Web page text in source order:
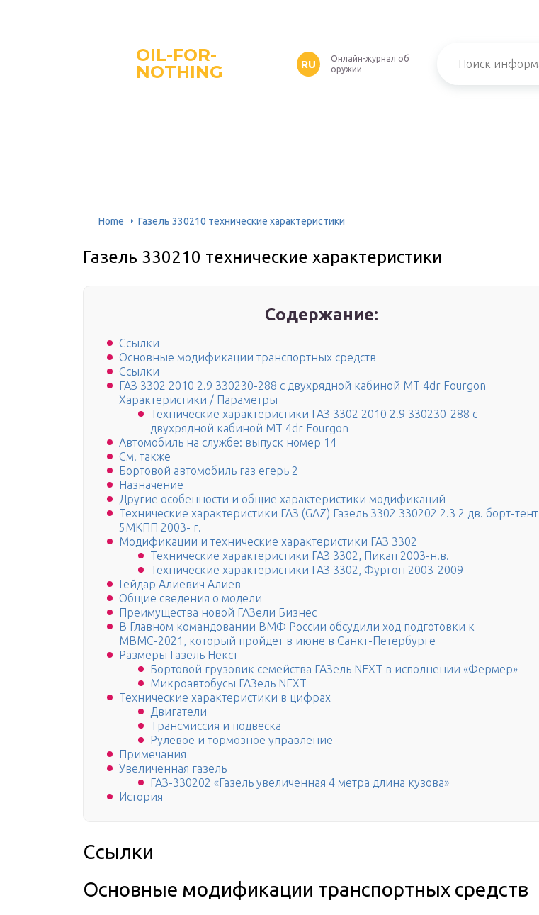
OIL-FOR-
NOTHING
RU
Онлайн-журнал об
оружии
Home Газель 330210 технические характеристики
Газель 330210 технические характеристики
Содержание:
Ссылки
Основные модификации транспортных средств
Ссылки
ГАЗ 3302 2010 2.9 330230-288 с двухрядной кабиной MT 4dr Fourgon
Характеристики / Параметры
Технические характеристики ГАЗ 3302 2010 2.9 330230-288 с
двухрядной кабиной MT 4dr Fourgon
Автомобиль на службе: выпуск номер 14
См. также
Бортовой автомобиль газ егерь 2
Назначение
Другие особенности и общие характеристики модификаций
Технические характеристики ГАЗ (GAZ) Газель 3302 330202 2.3 2 дв. борт-тент
5МКПП 2003- г.
Модификации и технические характеристики ГАЗ 3302
Технические характеристики ГАЗ 3302, Пикап 2003-н.в.
Технические характеристики ГАЗ 3302, Фургон 2003-2009
Гейдар Алиевич Алиев
Общие сведения о модели
Преимущества новой ГАЗели Бизнес
В Главном командовании ВМФ России обсудили ход подготовки к
МВМС-2021, который пройдет в июне в Санкт-Петербурге
Размеры Газель Некст
Бортовой грузовик семейства ГАЗель NEXT в исполнении «Фермер»
Микроавтобусы ГАЗель NEXT
Технические характеристики в цифрах
Двигатели
Трансмиссия и подвеска
Рулевое и тормозное управление
Примечания
Увеличенная газель
ГАЗ-330202 «Газель увеличенная 4 метра длина кузова»
История
Ссылки
Основные модификации транспортных средств